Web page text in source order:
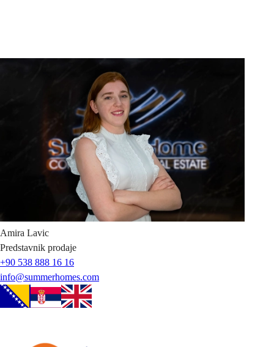
Amira Lavic
Predstavnik prodaje
+90 538 888 16 16
info@summerhomes.com